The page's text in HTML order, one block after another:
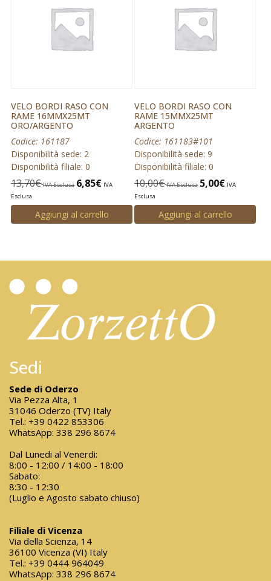
VELO BORDI RASO CON
RAME 16MMX25MT
ORO/ARGENTO
Codice: 161187
Disponibilità sede: 2
Disponibilità filiale: 0
13,70€ IVA Esclusa 6,85€ IVA
Esclusa
Aggiungi al carrello
VELO BORDI RASO CON
RAME 15MMX25MT
ARGENTO
Codice: 161183#101
Disponibilità sede: 9
Disponibilità filiale: 0
10,00€ IVA Esclusa 5,00€ IVA
Esclusa
Aggiungi al carrello
Sedi
Sede di Oderzo
Via Pezza Alta, 1
31046 Oderzo (TV) Italy
Tel.: +39 0422 853306
WhatsApp: 338 296 8674
Dal Lunedi al Venerdi:
8:00 - 12:00 / 14:00 - 18:00
Sabato:
8:30 - 12:30
(Luglio e Agosto sabato chiuso)
Filiale di Vicenza
Via della Scienza, 14
36100 Vicenza (VI) Italy
Tel.: +39 0444 964049
WhatsApp: 338 296 8674